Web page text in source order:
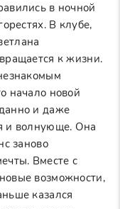
в ночной
В клубе,
к жизни.
начало новой
и даже
и волнующе. Она
заново
Вместе с
возможности,
казался